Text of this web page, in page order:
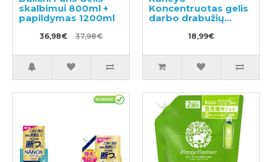
skalbimui 800ml +
papildymas 1200ml
36,98€ 37,98€
Koncentruotas gelis
darbo drabužių
skalbimui 500ml
18,99€